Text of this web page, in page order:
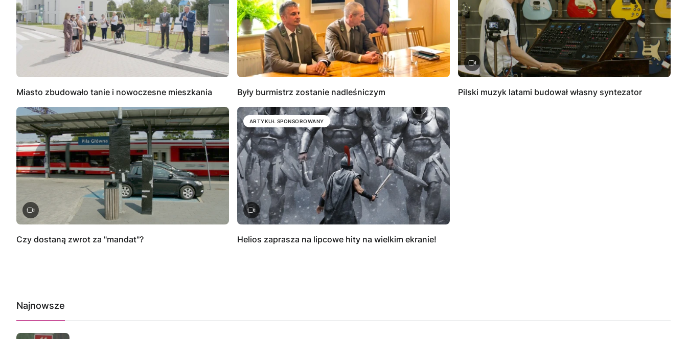
Miasto zbudowało tanie i nowoczesne mieszkania Były burmistrz zostanie nadleśniczym Pilski muzyk latami budował własny syntezator
Czy dostaną zwrot za "mandat"?
ARTYKUŁ SPONSOROWANY
Helios zaprasza na lipcowe hity na wielkim ekranie!
Najnowsze